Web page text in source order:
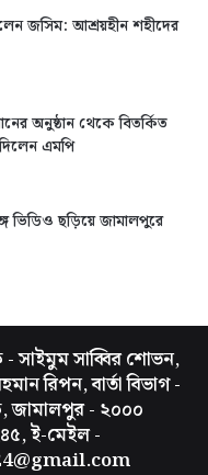
জসিম: আশ্রয়হীন শহীদের
অনুষ্ঠান থেকে বিতর্কিত
এমপি
ভিডিও ছড়িয়ে জামালপুরে
সাইমুম সাব্বির শোভন,
রিপন, বার্তা বিভাগ -
জামালপুর - ২০০০
ই-মেইল -